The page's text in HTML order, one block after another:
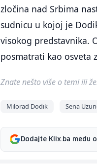
zločina nad Srbima
sudnicu u kojoj je
visokog predstavnika.
posmatrati kao osveta
Znate nešto više o temi ili
Milorad Dodik Sena
Dodajte Klix.ba među